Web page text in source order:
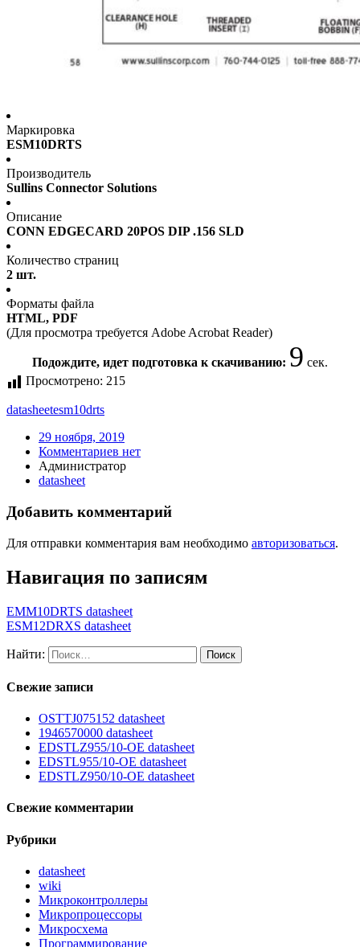
Маркировка
ESM10DRTS
Производитель
Sullins Connector Solutions
Описание
CONN EDGECARD 20POS DIP .156 SLD
Количество страниц
2 шт.
Форматы файла
HTML, PDF
(Для просмотра требуется Adobe Acrobat Reader)
Подождите, идет подготовка к скачиванию: 9 сек.
Просмотрено: 215
datasheetesm10drts
29 ноября, 2019
Комментариев нет
Администратор
datasheet
Добавить комментарий
Для отправки комментария вам необходимо авторизоваться.
Навигация по записям
EMM10DRTS datasheet
ESM12DRXS datasheet
Найти:
Свежие записи
OSTTJ075152 datasheet
1946570000 datasheet
EDSTLZ955/10-OE datasheet
EDSTL955/10-OE datasheet
EDSTLZ950/10-OE datasheet
Свежие комментарии
Рубрики
datasheet
wiki
Микроконтроллеры
Микропроцессоры
Микросхема
Программирование